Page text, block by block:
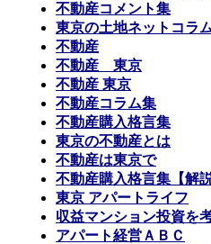
不動産コメント集
東京の土地ネットコラ
不動産
不動産 東京
不動産 東京
不動産コラム集
不動産購入格言集
東京の不動産とは
不動産は東京で
不動産購入格言集【解
東京 アパートライフ
収益マンション投資を
アパート経営ＡＢＣ